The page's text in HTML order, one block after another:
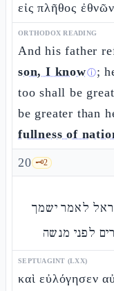
εἰς πλῆθος
ORTHODOX READING
And his father
son, I knowⓘ;
too shall be
be greater than
fullness of
20 🗝️2
לאמר ישמך
לפני מנשה
SEPTUAGINT (LXX)
καὶ εὐλόγησεν